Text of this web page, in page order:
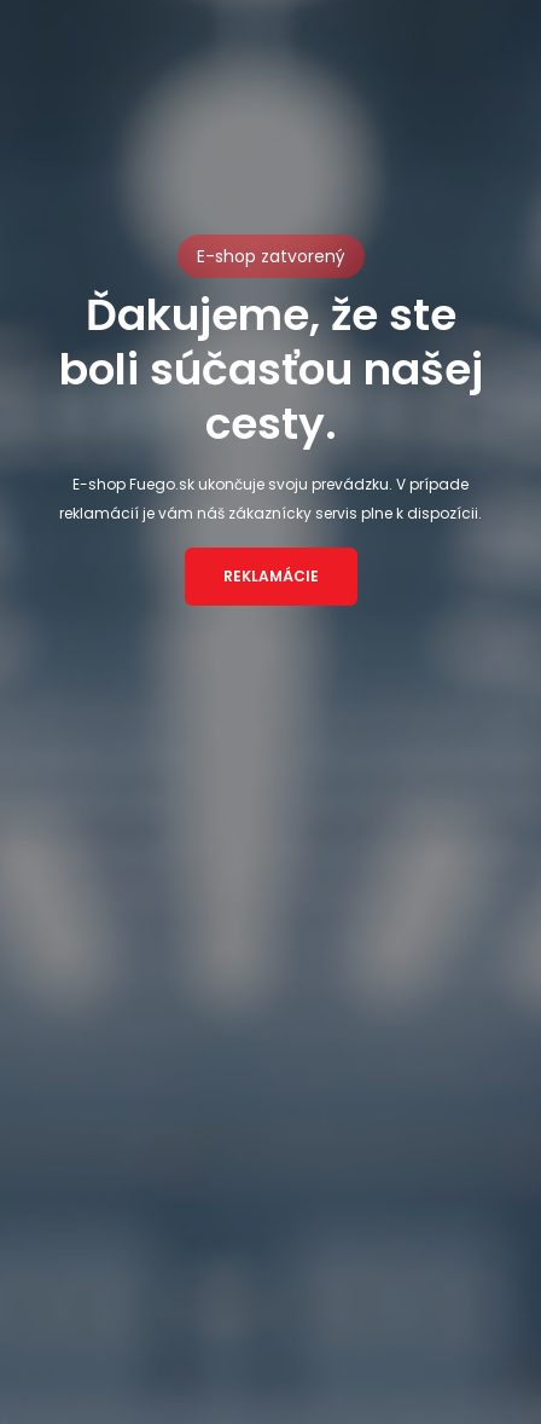
E-shop zatvorený
Ďakujeme, že ste
boli súčasťou našej
cesty.
E-shop Fuego.sk ukončuje svoju prevádzku. V prípade
reklamácií je vám náš zákaznícky servis plne k dispozícii.
REKLAMÁCIE